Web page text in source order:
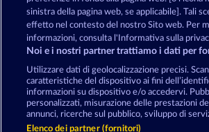
Informativa sulla privacy
Società FAQ
Invia richiesta di
sinistra della pagina web, se applicabile]. Tali
effetto nel contesto del nostro Sito web. Per
informazioni, consulta l'Informativa sulla
Noi e i nostri partner trattiamo i dati per
Utilizzare dati di geolocalizzazione precisi.
caratteristiche del dispositivo ai fini
informazioni su dispositivo e/o accedervi.
personalizzati, misurazione delle prestazioni
annunci, ricerche sul pubblico, sviluppo di
Elenco dei partner (fornitori)